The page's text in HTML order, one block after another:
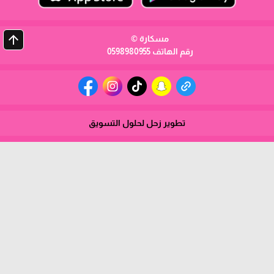
مسكارة ©
رقم الهاتف 0598980955
arrow_upward
تطوير زحل لحلول التسويق